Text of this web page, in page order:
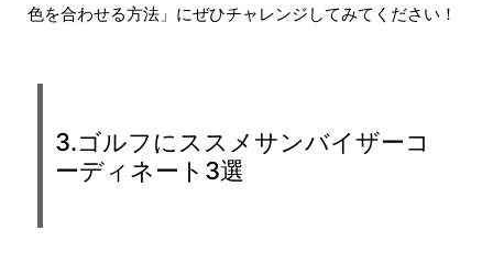
色を合わせる方法」にぜひチャレンジしてみてください！
3.ゴルフにススメサンバイザーコ
ーディネート3選